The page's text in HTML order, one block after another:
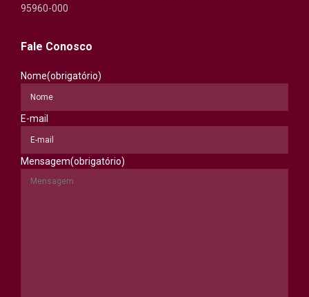
95960-000
Fale Conosco
Nome(obrigatório)
E-mail
Mensagem(obrigatório)